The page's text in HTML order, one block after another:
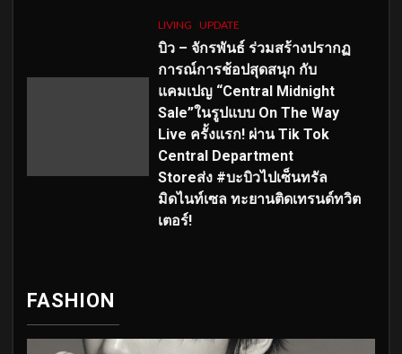
LIVING UPDATE
บิว – จักรพันธ์ ร่วมสร้างปรากฏ
การณ์การช้อปสุดสนุก กับ
แคมเปญ “Central Midnight
Sale”ในรูปแบบ On The Way
Live ครั้งแรก! ผ่าน Tik Tok
Central Department
Storeส่ง #บะบิวไปเซ็นทรัล
มิดไนท์เซล ทะยานติดเทรนด์ทวิต
เตอร์!
FASHION